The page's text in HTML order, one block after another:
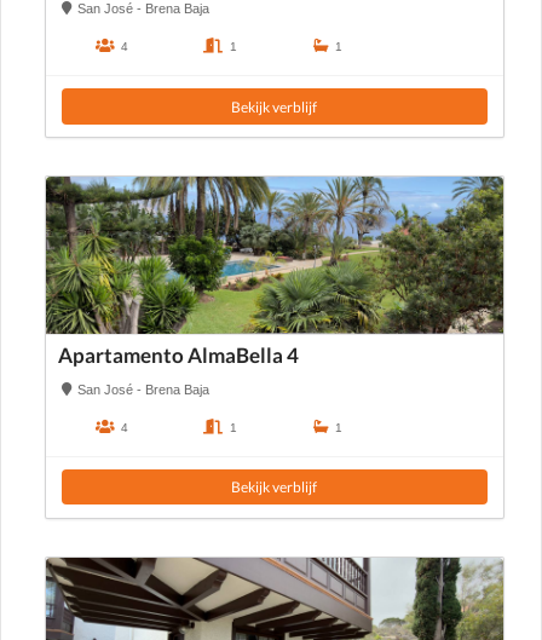
San José - Brena Baja
4 1 1
Bekijk verblijf
Apartamento AlmaBella 4
San José - Brena Baja
4 1 1
Bekijk verblijf